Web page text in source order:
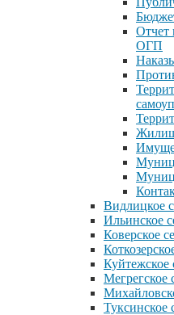
Отчет
ОГП
Видлицкое
Ильинское
Коверское
Куйтежское
Мегрегское
Туксинское